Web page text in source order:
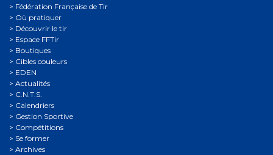
Où pratiquer
Découvrir le tir
Espace FFTir
Boutiques
Cibles couleurs
EDEN
Actualités
C.N.T.S.
Calendriers
Gestion Sportive
Compétitions
Se former
Archives